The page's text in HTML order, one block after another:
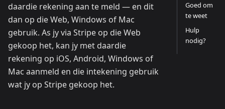
daardie rekening aan te meld — en dit
dan op die Web, Windows of Mac
gebruik. As jy via Stripe op die Web
gekoop het, kan jy met daardie
rekening op iOS, Android, Windows of
Mac aanmeld en die intekening gebruik
wat jy op Stripe gekoop het.
Goed om
te weet
Hulp
nodig?